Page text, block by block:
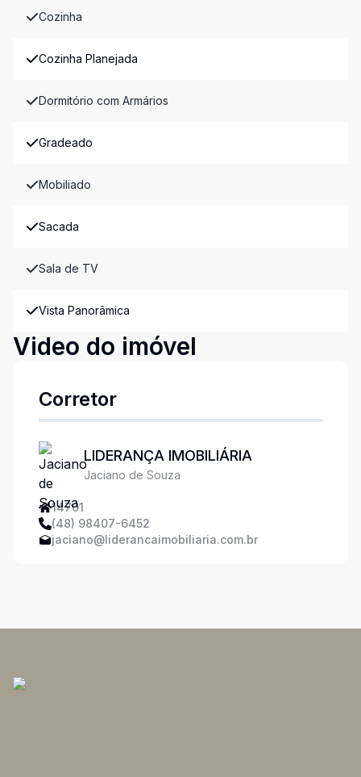
Cozinha
Cozinha Planejada
Dormitório com Armários
Gradeado
Mobiliado
Sacada
Sala de TV
Vista Panorâmica
Video do imóvel
Corretor
LIDERANÇA IMOBILIÁRIA
Jaciano de Souza
14701
(48) 98407-6452
jaciano@liderancaimobiliaria.com.br